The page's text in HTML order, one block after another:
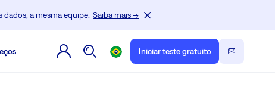
a mesma equipe. Saiba mais →
Iniciar teste gratuito